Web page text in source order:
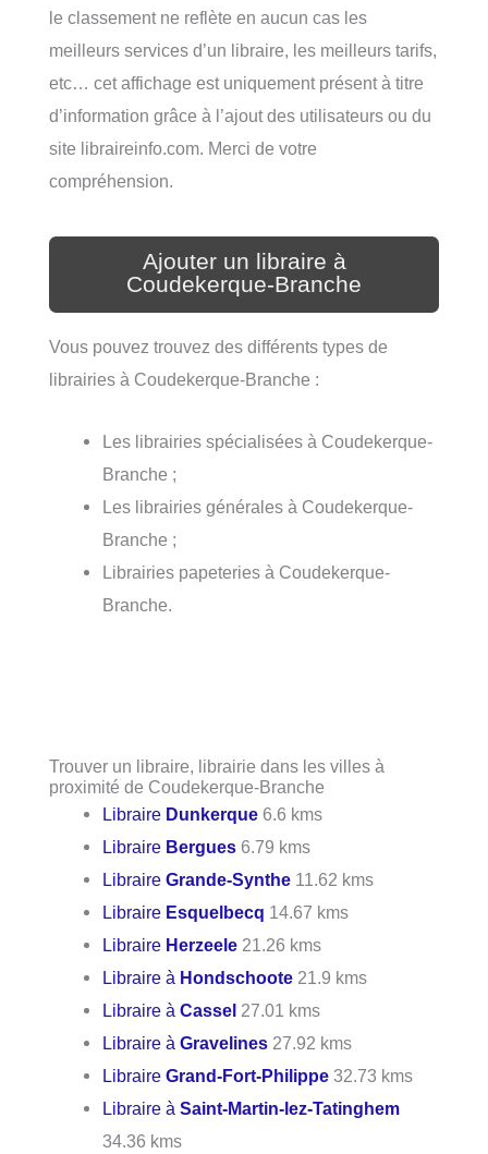
le classement ne reflète en aucun cas les
meilleurs services d’un libraire, les meilleurs tarifs,
etc… cet affichage est uniquement présent à titre
d’information grâce à l’ajout des utilisateurs ou du
site libraireinfo.com. Merci de votre
compréhension.
Ajouter un libraire à
Coudekerque-Branche
Vous pouvez trouvez des différents types de
librairies à Coudekerque-Branche :
Les librairies spécialisées à Coudekerque-
Branche ;
Les librairies générales à Coudekerque-
Branche ;
Librairies papeteries à Coudekerque-
Branche.
Trouver un libraire, librairie dans les villes à
proximité de Coudekerque-Branche
Libraire Dunkerque 6.6 kms
Libraire Bergues 6.79 kms
LibraireGrande-Synthe 11.62 kms
Libraire Esquelbecq 14.67 kms
Libraire Herzeele 21.26 kms
Libraire à Hondschoote 21.9 kms
Libraire àCassel 27.01 kms
Libraire àGravelines 27.92 kms
LibraireGrand-Fort-Philippe 32.73 kms
Libraire àSaint-Martin-lez-Tatinghem
34.36 kms